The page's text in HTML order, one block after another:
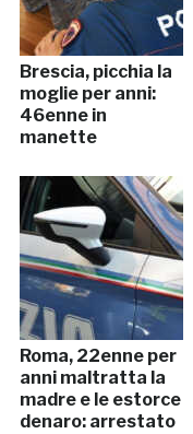
Brescia, picchia la
moglie per anni:
46enne in
manette
Roma, 22enne per
anni maltratta la
madre e le estorce
denaro: arrestato